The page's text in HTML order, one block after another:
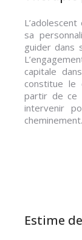
sa
guider dans
capitale
constitue le
partir de ce
intervenir
cheminement.
Estime